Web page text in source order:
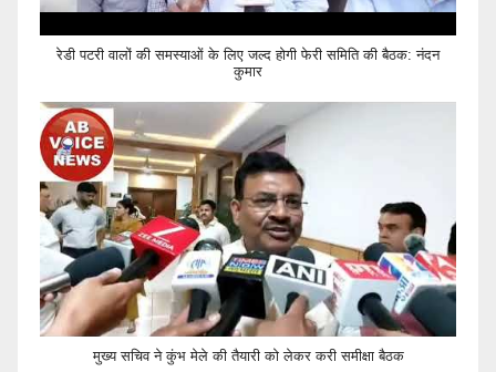
रेडी पटरी वालों की समस्याओं के लिए जल्द होगी फेरी समिति की बैठक: नंदन
कुमार
मुख्य सचिव ने कुंभ मेले की तैयारी को लेकर करी समीक्षा बैठक